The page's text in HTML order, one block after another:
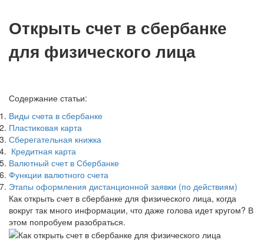
Открыть счет в сбербанке
для физического лица
Содержание статьи:
Виды счета в сбербанке
Пластиковая карта
Сберегательная книжка
Кредитная карта
Валютный счет в Сбербанке
Функции валютного счета
Этапы оформления дистанционной заявки (по действиям)
Как открыть счет в сбербанке для физического лица, когда
вокруг так много информации, что даже голова идет кругом? В
этом попробуем разобраться.